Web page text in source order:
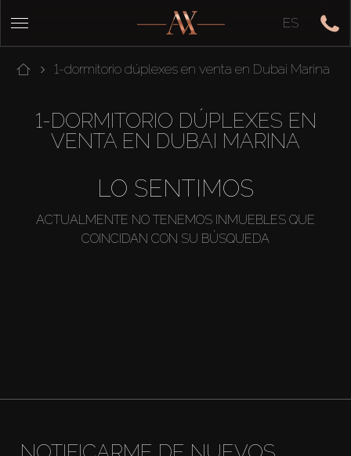
ES
1-dormitorio dúplexes en venta en Dubai Marina
1-DORMITORIO DÚPLEXES EN
VENTA EN DUBAI MARINA
LO SENTIMOS
ACTUALMENTE NO TENEMOS INMUEBLES QUE
COINCIDAN CON SU BÚSQUEDA